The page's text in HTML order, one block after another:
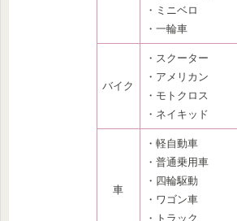
・ミニベロ
・一輪車
バイク
・スクーター
・アメリカン
・モトクロス
・ネイキッド
車
・軽自動車
・普通乗用車
・四輪駆動
・ワゴン車
・トラック